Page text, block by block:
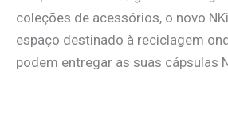
coleções de acessórios, o novo
espaço destinado à reciclagem
podem entregar as suas cápsulas